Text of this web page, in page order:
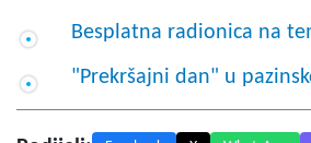
Besplatna radionica na
"Prekršajni dan" u